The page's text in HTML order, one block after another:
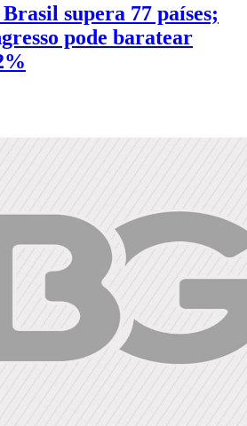
supera 77 países;
pode baratear